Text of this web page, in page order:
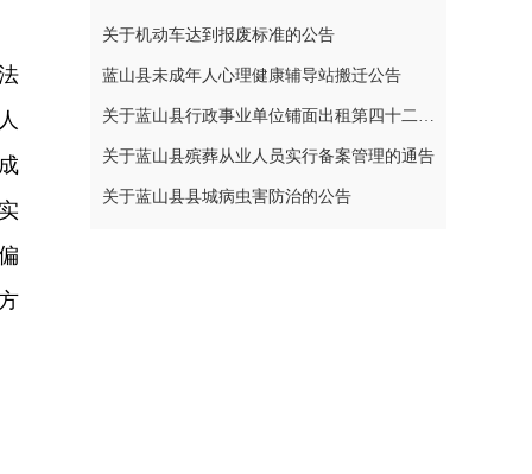
关于机动车达到报废标准的公告
蓝山县未成年人心理健康辅导站搬迁公告
关于蓝山县行政事业单位铺面出租第四十二次公开招标中标结果的公示
关于蓝山县殡葬从业人员实行备案管理的通告
关于蓝山县县城病虫害防治的公告